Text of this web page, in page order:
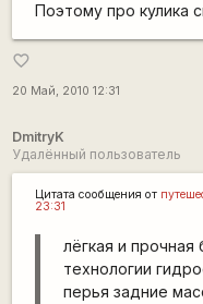
Поэтому про кулика
favorite_border
20 Май, 2010 12:31
DmitryK
Удалённый пользователь
Цитата сообщения от
23:31
лёгкая и
технологии
перья задние